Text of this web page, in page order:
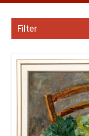
Filter